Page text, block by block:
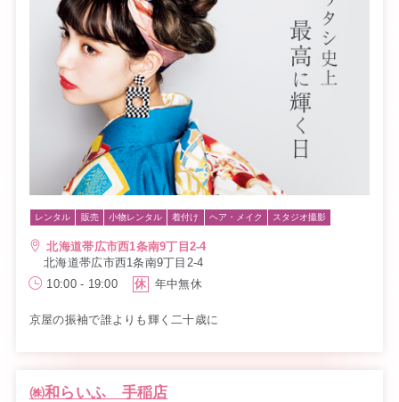
レンタル 販売 小物レンタル 着付け ヘア・メイク スタジオ撮影
北海道帯広市西1条南9丁目2-4
北海道帯広市西1条南9丁目2-4
10:00 - 19:00
休 年中無休
京屋の振袖で誰よりも輝く二十歳に
㈱和らいふ 手稲店